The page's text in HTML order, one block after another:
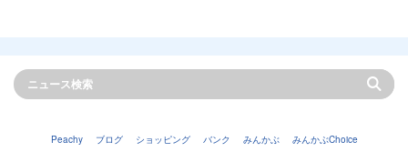
Peachy ブログ ショッピング バンク みんかぶ
みんかぶChoice